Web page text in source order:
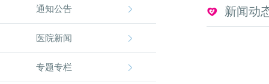
通知公告
医院新闻
专题专栏
新闻动